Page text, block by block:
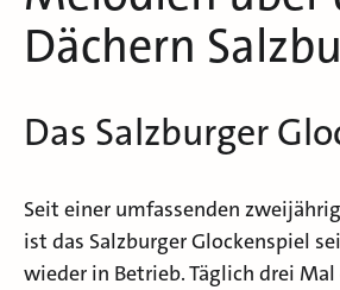
Dächern
Das Salzburger
Seit einer umfassenden
ist das Salzburger Glockenspiel
wieder in Betrieb. Täglich drei